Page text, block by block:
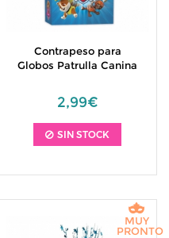
Contrapeso para
Globos Patrulla Canina
2,99€
SIN STOCK
MUY
PRONTO